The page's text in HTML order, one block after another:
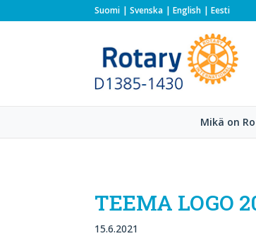
Suomi Svenska English Eesti
Mikä on
TEEMA LOGO
15.6.2021